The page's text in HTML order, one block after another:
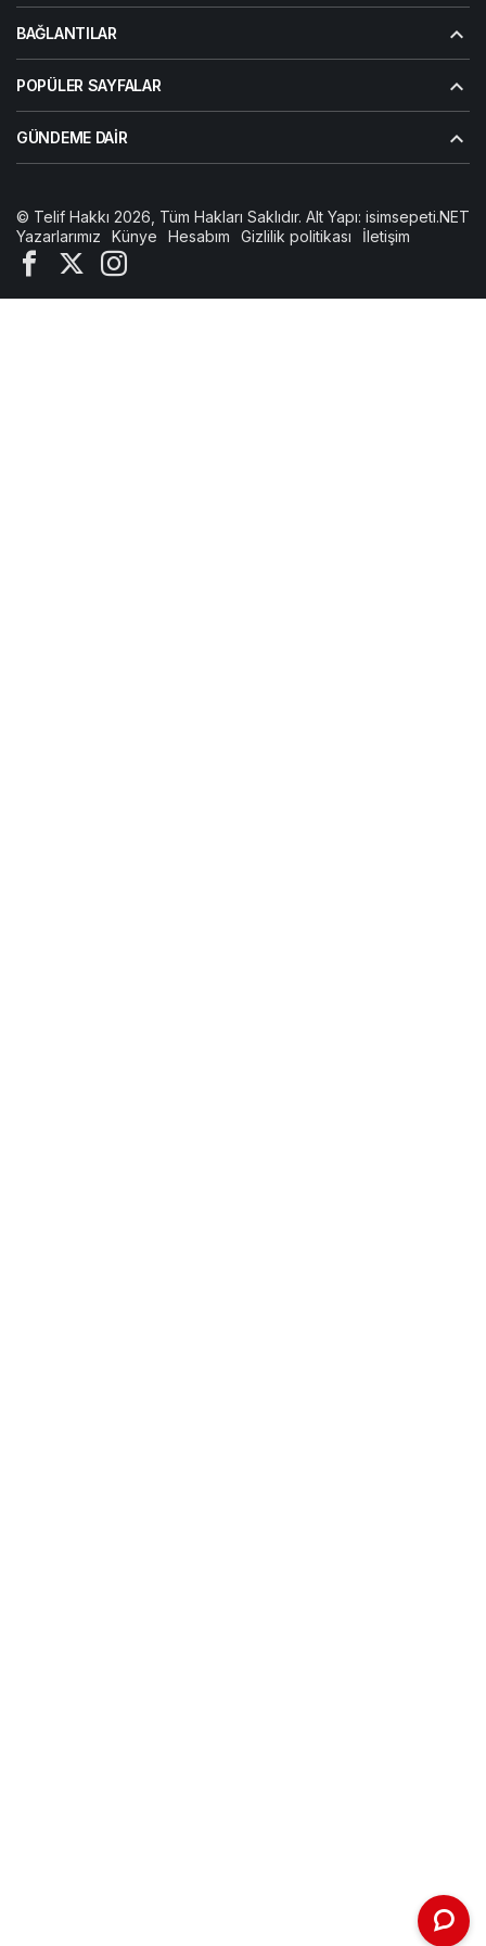
BAĞLANTILAR
POPÜLER SAYFALAR
GÜNDEME DAIR
© Telif Hakkı 2026, Tüm Hakları Saklıdır. Alt Yapı: isimsepeti.NET
Yazarlarımız
Künye Hesabım Gizlilik politikası İletişim